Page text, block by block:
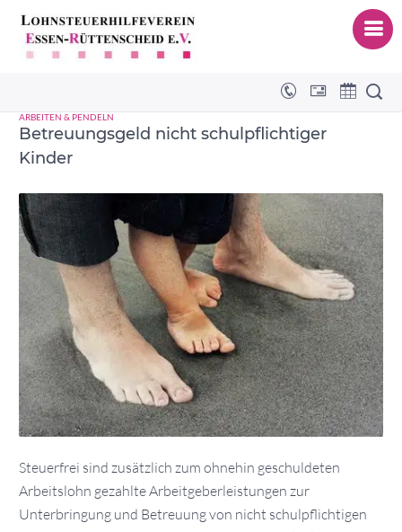
Wochenmütter
ARBEITEN & PENDELN
Betreuungsgeld nicht schulpflichtiger
Kinder
Steuerfrei sind zusätzlich zum ohnehin geschuldeten
Arbeitslohn gezahlte Arbeitgeberleistungen zur
Unterbringung und Betreuung von nicht schulpflichtigen